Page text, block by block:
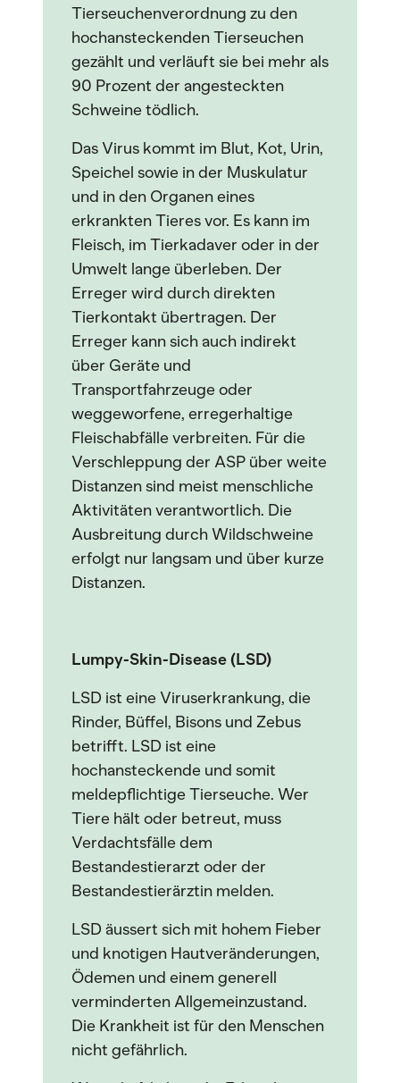
Tierseuchenverordnung zu den
hochansteckenden Tierseuchen
gezählt und verläuft sie bei mehr als
90 Prozent der angesteckten
Schweine tödlich.
Das Virus kommt im Blut, Kot, Urin,
Speichel sowie in der Muskulatur
und in den Organen eines
erkrankten Tieres vor. Es kann im
Fleisch, im Tierkadaver oder in der
Umwelt lange überleben. Der
Erreger wird durch direkten
Tierkontakt übertragen. Der
Erreger kann sich auch indirekt
über Geräte und
Transportfahrzeuge oder
weggeworfene, erregerhaltige
Fleischabfälle verbreiten. Für die
Verschleppung der ASP über weite
Distanzen sind meist menschliche
Aktivitäten verantwortlich. Die
Ausbreitung durch Wildschweine
erfolgt nur langsam und über kurze
Distanzen.
Lumpy-Skin-Disease (LSD)
LSD ist eine Viruserkrankung, die
Rinder, Büffel, Bisons und Zebus
betrifft. LSD ist eine
hochansteckende und somit
meldepflichtige Tierseuche. Wer
Tiere hält oder betreut, muss
Verdachtsfälle dem
Bestandestierarzt oder der
Bestandestierärztin melden.
LSD äussert sich mit hohem Fieber
und knotigen Hautveränderungen,
Ödemen und einem generell
verminderten Allgemeinzustand.
Die Krankheit ist für den Menschen
nicht gefährlich.